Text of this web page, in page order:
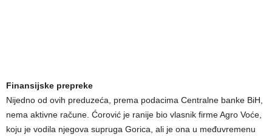
Finansijske prepreke
Nijedno od ovih preduzeća, prema podacima Centralne banke BiH,
nema aktivne račune. Ćorović je ranije bio vlasnik firme Agro Voće,
koju je vodila njegova supruga Gorica, ali je ona u međuvremenu